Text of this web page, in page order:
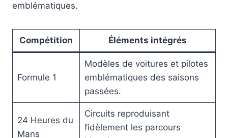
emblématiques.
Compétition Éléments intégrés
Formule 1
Modèles de voitures et pilotes
emblématiques des saisons
passées.
24 Heures du
Mans
Circuits reproduisant
fidèlement les parcours